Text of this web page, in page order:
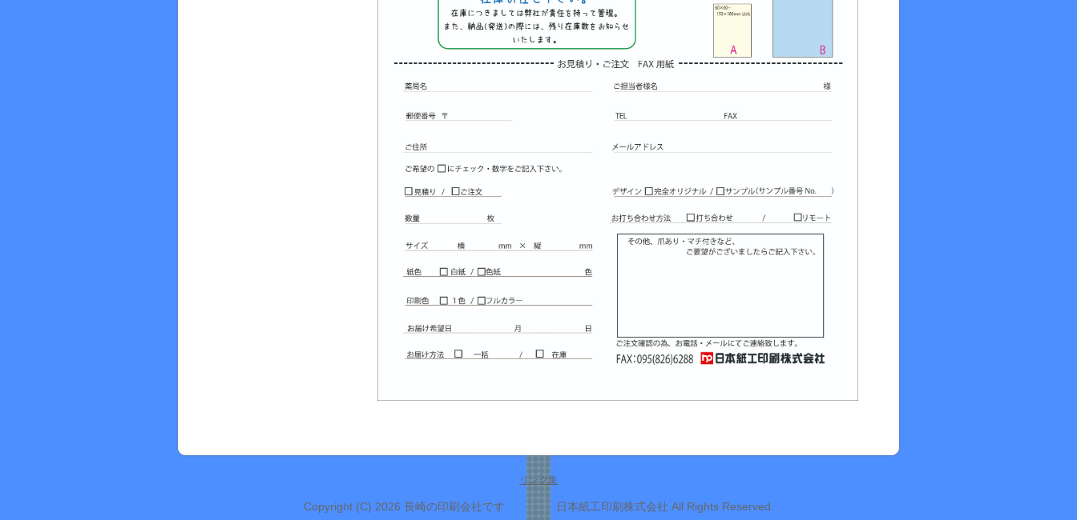
リンク集
Copyright (C) 2026 長崎の印刷会社です 日本紙工印刷株式会社 All Rights Reserved.